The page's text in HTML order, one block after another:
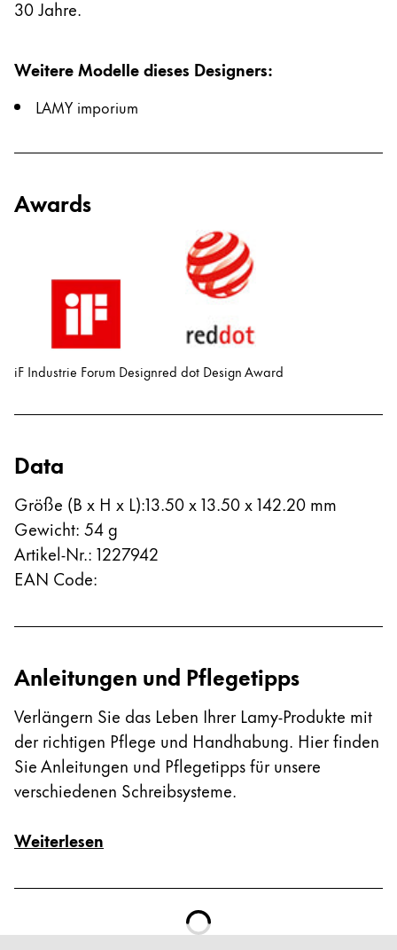
30 Jahre.
Weitere Modelle dieses Designers:
LAMY imporium
Awards
iF Industrie Forum Designred dot Design Award
Data
Größe (B x H x L):13.50 x 13.50 x 142.20 mm
Gewicht: 54g
Artikel-Nr.: 1227942
EAN Code:
Anleitungen und Pflegetipps
Verlängern Sie das Leben Ihrer Lamy-Produkte mit
der richtigen Pflege und Handhabung. Hier finden
Sie Anleitungen und Pflegetipps für unsere
verschiedenen Schreibsysteme.
Weiterlesen